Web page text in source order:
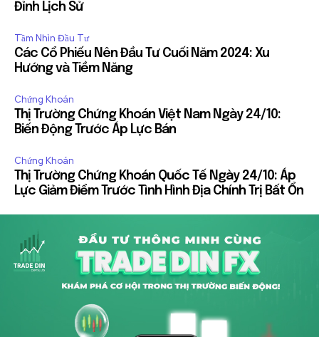
Đỉnh Lịch Sử
Tầm Nhìn Đầu Tư
Các Cổ Phiếu Nên Đầu Tư Cuối Năm 2024: Xu
Hướng và Tiềm Năng
Chứng Khoán
Thị Trường Chứng Khoán Việt Nam Ngày 24/10:
Biến Động Trước Áp Lực Bán
Chứng Khoán
Thị Trường Chứng Khoán Quốc Tế Ngày 24/10: Áp
Lực Giảm Điểm Trước Tình Hình Địa Chính Trị Bất Ổn